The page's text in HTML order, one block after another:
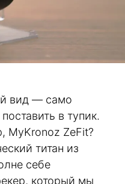
вид — само
в тупик.
MyKronoz ZeFit?
титан из
себе
который мы